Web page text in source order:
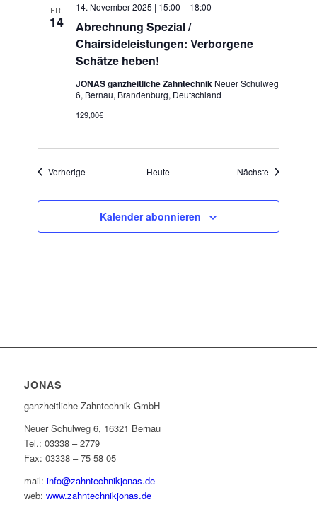
FR.
14
Abrechnung Spezial /
Chairsideleistungen: Verborgene
Schätze heben!
14. November 2025 | 15:00 – 18:00
JONAS ganzheitliche Zahntechnik Neuer Schulweg
6, Bernau, Brandenburg, Deutschland
129,00€
Vorherige VeranstaltungenHeute Nächste
Kalender abonnieren
JONAS
ganzheitliche Zahntechnik GmbH
Neuer Schulweg 6, 16321 Bernau
Tel.: 03338 – 2779
Fax: 03338 – 75 58 05
mail: info@zahntechnikjonas.de
web: www.zahntechnikjonas.de